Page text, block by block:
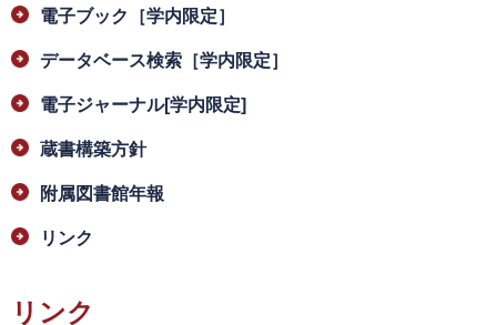
電子ブック［学内限定］
データベース検索［学内限定］
電子ジャーナル[学内限定]
蔵書構築方針
附属図書館年報
リンク
リンク